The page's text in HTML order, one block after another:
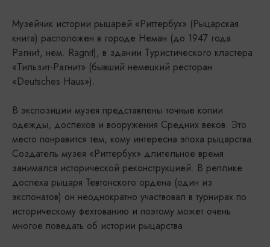
Музейчик истории рыцарей «Риттербух» (Рыцарская
книга) расположен в городе Неман (до 1947 года
Рагни́т, нем. Ragnit), в здании Туристического кластера
«Тильзит-Рагнит» (бывший немецкий ресторан
«Deutsches Haus»).
В экспозиции музея представлены точные копии
одежды, доспехов и вооружения Средних веков. Это
место понравится тем, кому интересна эпоха рыцарства.
Создатель музея «Риттербух» длительное время
занимался исторической реконструкцией. В реплике
доспеха рыцаря Тевтонского ордена (один из
экспонатов) он неоднократно участвовал в турнирах по
историческому фехтованию и поэтому может очень
многое поведать об истории рыцарства.